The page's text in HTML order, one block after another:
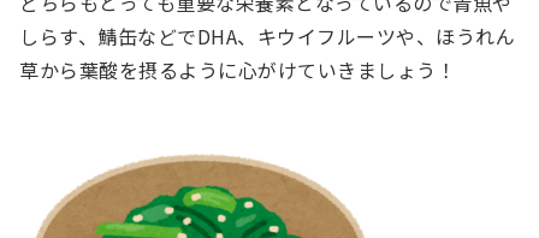
しらす、鯖缶などでDHA、キウイフルーツや、ほうれん
草から葉酸を摂るように心がけていきましょう！